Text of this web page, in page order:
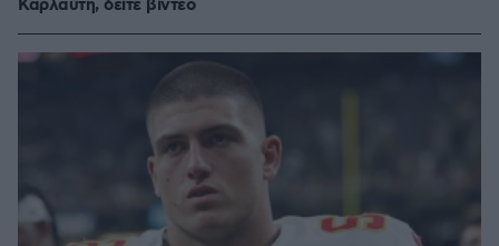
Καρλαύτη, δείτε βίντεο